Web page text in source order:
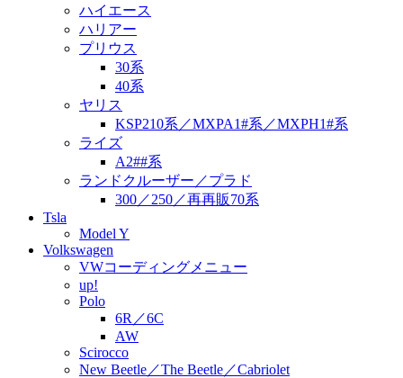
ハイエース
ハリアー
プリウス
30系
40系
ヤリス
KSP210系／MXPA1#系／MXPH1#系
ライズ
A2##系
ランドクルーザー／プラド
300／250／再再販70系
Tsla
Model Y
Volkswagen
VWコーディングメニュー
up!
Polo
6R／6C
AW
Scirocco
New Beetle／The Beetle／Cabriolet